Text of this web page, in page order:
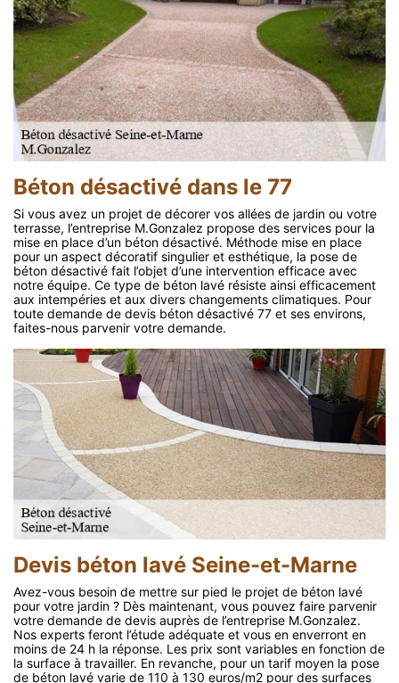
Béton désactivé dans le 77
Si vous avez un projet de décorer vos allées de jardin ou votre
terrasse, l’entreprise M.Gonzalez propose des services pour la
mise en place d’un béton désactivé. Méthode mise en place
pour un aspect décoratif singulier et esthétique, la pose de
béton désactivé fait l’objet d’une intervention efficace avec
notre équipe. Ce type de béton lavé résiste ainsi efficacement
aux intempéries et aux divers changements climatiques. Pour
toute demande de devis béton désactivé 77 et ses environs,
faites-nous parvenir votre demande.
Devis béton lavé Seine-et-Marne
Avez-vous besoin de mettre sur pied le projet de béton lavé
pour votre jardin ? Dès maintenant, vous pouvez faire parvenir
votre demande de devis auprès de l’entreprise M.Gonzalez.
Nos experts feront l’étude adéquate et vous en enverront en
moins de 24 h la réponse. Les prix sont variables en fonction de
la surface à travailler. En revanche, pour un tarif moyen la pose
de béton lavé varie de 110 à 130 euros/m2 pour des surfaces